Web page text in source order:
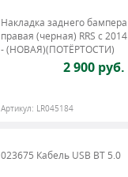
Накладка заднего бампера
правая (черная) RRS c 2014
- (НОВАЯ)(ПОТЁРТОСТИ)
2 900 руб.
Артикул: LR045184
023675 Кабель USB BT 5.0